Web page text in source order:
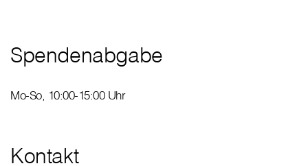
Spendenabgabe
Mo-So, 10:00-15:00 Uhr
Kontakt